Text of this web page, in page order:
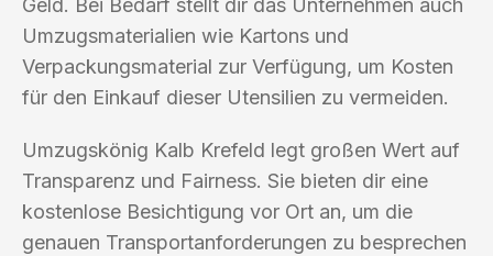
Geld. Bei Bedarf stellt dir das Unternehmen auch
Umzugsmaterialien wie Kartons und
Verpackungsmaterial zur Verfügung, um Kosten
für den Einkauf dieser Utensilien zu vermeiden.
Umzugskönig Kalb Krefeld legt großen Wert auf
Transparenz und Fairness. Sie bieten dir eine
kostenlose Besichtigung vor Ort an, um die
genauen Transportanforderungen zu besprechen